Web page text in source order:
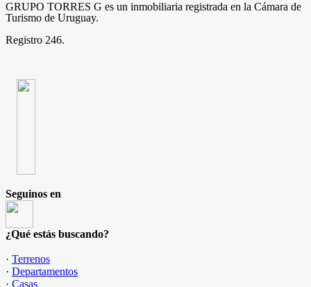
GRUPO TORRES G es un inmobiliaria registrada en la Cámara de
Turismo de Uruguay.
Registro 246.
Seguinos en
¿Qué estás buscando?
· Terrenos
· Departamentos
· Casas